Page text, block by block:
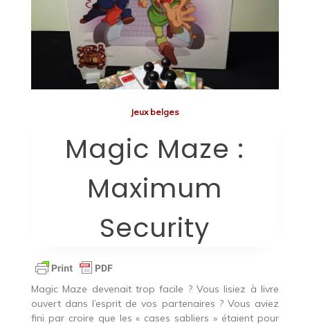
Jeux belges
Magic Maze :
Maximum
Security
Magic Maze devenait trop facile ? Vous lisiez à livre
ouvert dans l’esprit de vos partenaires ? Vous aviez
fini par croire que les « cases sabliers » étaient pour